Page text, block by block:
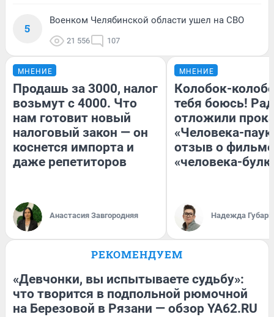
5
Военком Челябинской области ушел на СВО
21 556 107
МНЕНИЕ
Продашь за 3000, налог
возьмут с 4000. Что
нам готовит новый
налоговый закон — он
коснется импорта и
даже репетиторов
Анастасия Завгородняя
МНЕНИЕ
Колобок-
тебя боюсь!
отложили
«Человека-
отзыв о
«человека-
Надежда Губарь
РЕКОМЕНДУЕМ
«Девчонки, вы испытываете судьбу»:
что творится в подпольной рюмочной
на Березовой в Рязани — обзор YA62.RU